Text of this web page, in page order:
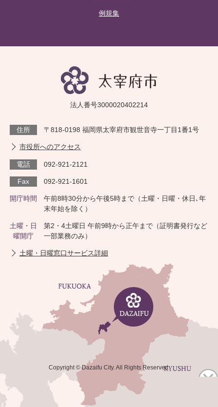
例規集
法人番号3000020402214
住所 〒818-0198 福岡県太宰府市観世音寺一丁目1番1号
市役所へのアクセス
電話 092-921-2121
Fax 092-921-1601
開庁時間
午前8時30分から午後5時まで（土曜・日曜・休日､年
末年始を除く）
土曜・日
曜開庁
第2・4土曜日 午前9時から正午まで（証明書発行など
一部業務のみ）
土曜・日曜窓口サービス詳細
Copyright © Dazaifu City. All Rights Reserved.